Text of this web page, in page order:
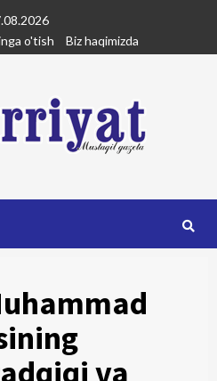
o'tish Biz haqimizda
va